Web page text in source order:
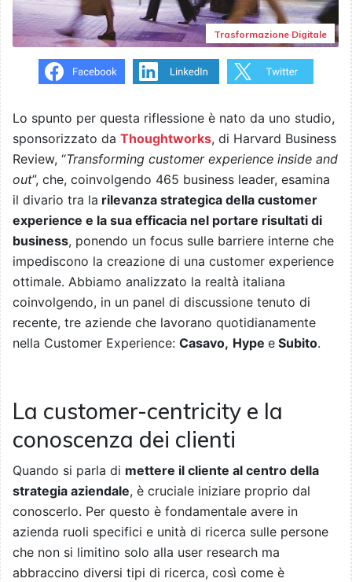
Trasformazione Digitale
Lo spunto per questa riflessione è nato da uno studio,
sponsorizzato da Thoughtworks, di Harvard Business
Review, “Transforming customer experience inside and
out”, che, coinvolgendo 465 business leader, esamina
il divario tra la rilevanza strategica della customer
experience e la sua efficacia nel portare risultati di
business, ponendo un focus sulle barriere interne che
impediscono la creazione di una customer experience
ottimale. Abbiamo analizzato la realtà italiana
coinvolgendo, in un panel di discussione tenuto di
recente, tre aziende che lavorano quotidianamente
nella Customer Experience: Casavo, Hype e Subito.
La customer-centricity e la
conoscenza dei clienti
Quando si parla di mettere il cliente al centro della
strategia aziendale, è cruciale iniziare proprio dal
conoscerlo. Per questo è fondamentale avere in
azienda ruoli specifici e unità di ricerca sulle persone
che non si limitino solo alla user research ma
abbraccino diversi tipi di ricerca, così come è